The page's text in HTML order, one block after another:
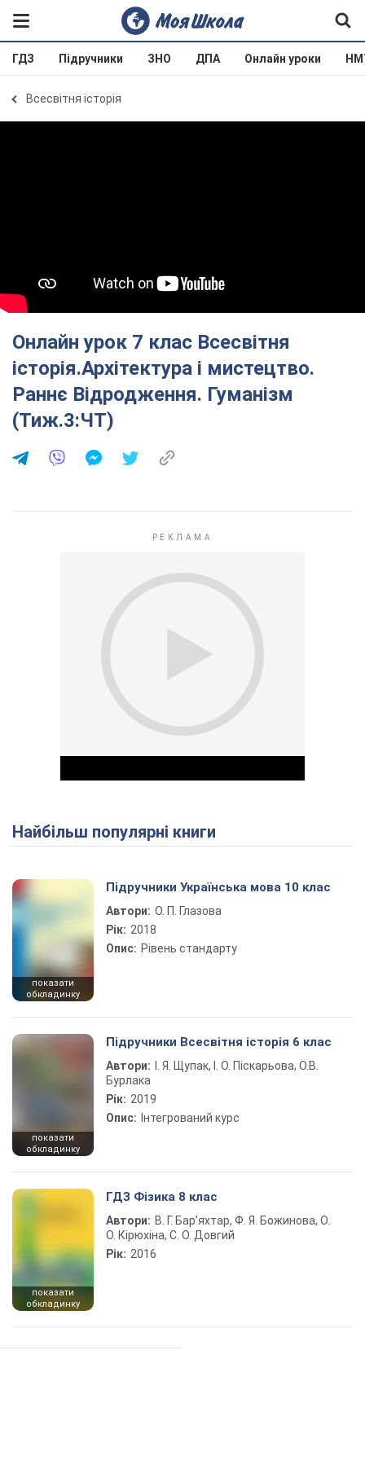
ГДЗ Підручники ЗНО ДПА Онлайн уроки
Всесвітня історія
Онлайн урок 7 клас Всесвітня
історія.Архітектура і мистецтво.
Раннє Відродження. Гуманізм
(Тиж.3:ЧТ)
Play Video
Найбільш популярні книги
показати
обкладинку
Підручники Українська мова 10 клас
Автори: О. П. Глазова
Рік: 2018
Опис: Рівень стандарту
показати
обкладинку
Підручники Всесвітня історія 6 клас
Автори:
І. Я. Щупак, І. О. Піскарьова, О.В.
Бурлака
Рік: 2019
Опис: Інтегрований курс
показати
обкладинку
ГДЗ Фізика 8 клас
Автори: В. Г. Бар’яхтар, Ф. Я. Божинова, О.
О. Кірюхіна, С. О. Довгий
Рік: 2016